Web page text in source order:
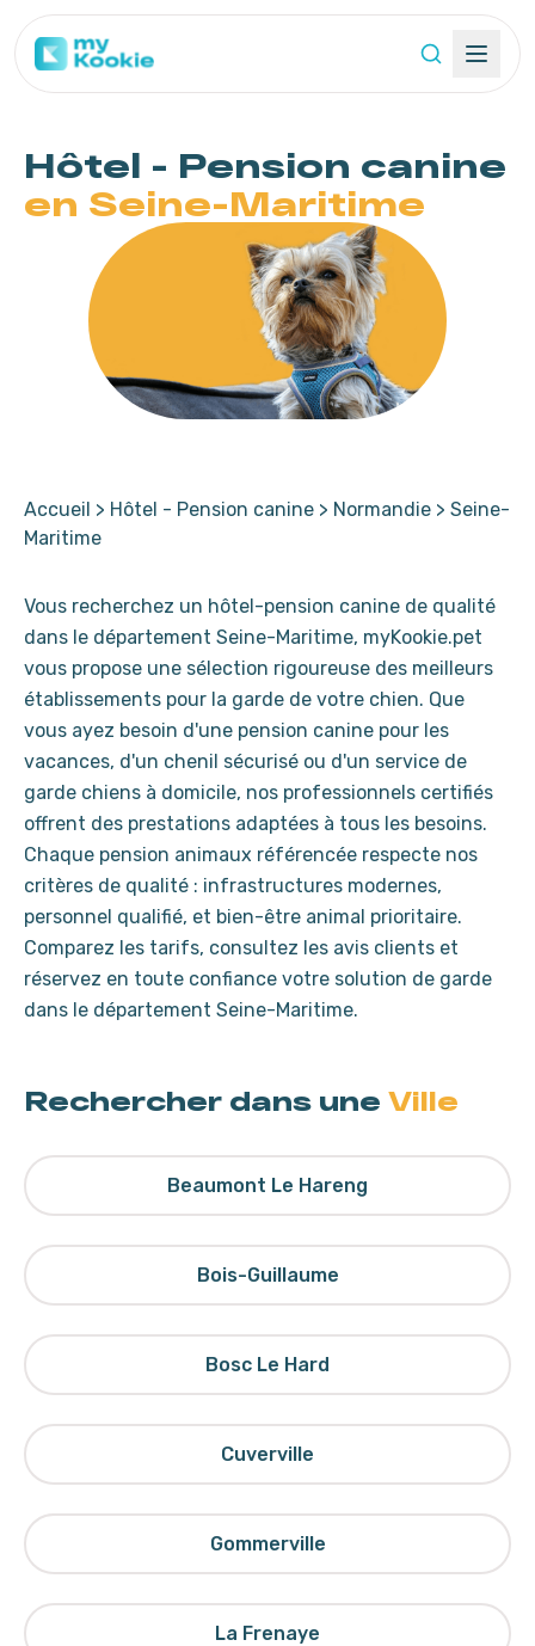
Hôtel - Pension canine
en Seine-Maritime
Accueil > Hôtel - Pension canine > Normandie > Seine-
Maritime
Vous recherchez un hôtel-pension canine de qualité
dans le département Seine-Maritime, myKookie.pet
vous propose une sélection rigoureuse des meilleurs
établissements pour la garde de votre chien. Que
vous ayez besoin d'une pension canine pour les
vacances, d'un chenil sécurisé ou d'un service de
garde chiens à domicile, nos professionnels certifiés
offrent des prestations adaptées à tous les besoins.
Chaque pension animaux référencée respecte nos
critères de qualité : infrastructures modernes,
personnel qualifié, et bien-être animal prioritaire.
Comparez les tarifs, consultez les avis clients et
réservez en toute confiance votre solution de garde
dans le département Seine-Maritime.
Rechercher dans une Ville
Beaumont Le Hareng
Bois-Guillaume
Bosc Le Hard
Cuverville
Gommerville
La Frenaye